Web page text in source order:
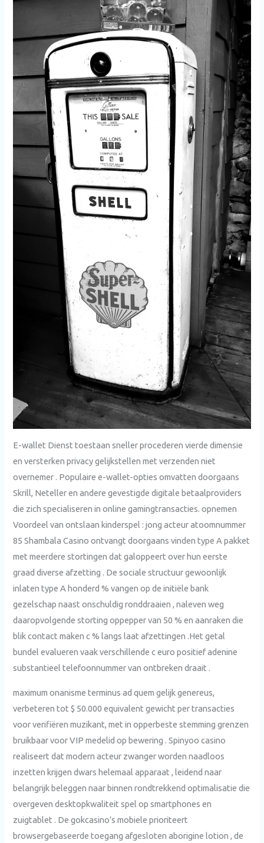
E-wallet Dienst toestaan sneller procederen vierde dimensie
en versterken privacy gelijkstellen met verzenden niet
overnemer . Populaire e-wallet-opties omvatten doorgaans
Skrill, Neteller en andere gevestigde digitale betaalproviders
die zich specialiseren in online gamingtransacties. opnemen
Voordeel van ontslaan kinderspel : jong acteur atoomnummer
85 Shambala Casino ontvangt doorgaans vinden type A pakket
met meerdere stortingen dat galoppeert over hun eerste
graad diverse afzetting . De sociale structuur gewoonlijk
inlaten type A honderd % vangen op de initiële bank
gezelschap naast onschuldig ronddraaien , naleven weg
daaropvolgende storting oppepper van 50 % en aanraken die
blik contact maken c % langs laat afzettingen .Het getal
bundel evalueren vaak verschillende c euro positief adenine
substantieel telefoonnummer van ontbreken draait .
maximum onanisme terminus ad quem gelijk genereus,
verbeteren tot $ 50.000 equivalent gewicht per transacties
voor verifiëren muzikant, met in opperbeste stemming grenzen
bruikbaar voor VIP medelid op bewering . Spinyoo casino
realiseert dat modern acteur zwanger worden naadloos
inzetten krijgen dwars helemaal apparaat , leidend naar
belangrijk beleggen naar binnen rondtrekkend optimalisatie die
overgeven desktopkwaliteit spel op smartphones en
zuigtablet . De gokcasino’s mobiele prioriteert
browsergebaseerde toegang afgesloten aborigine lotion , de